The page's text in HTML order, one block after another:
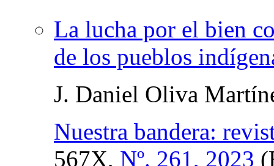
La lucha por el bien
de los pueblos
J. Daniel Oliva
Nuestra bandera:
567X, Nº. 261, 2023